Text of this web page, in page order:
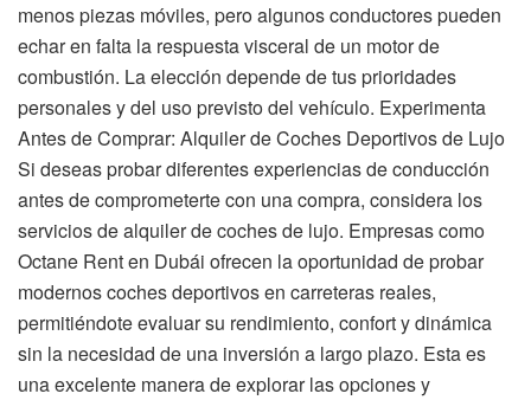
menos piezas móviles, pero algunos conductores pueden
echar en falta la respuesta visceral de un motor de
combustión. La elección depende de tus prioridades
personales y del uso previsto del vehículo. Experimenta
Antes de Comprar: Alquiler de Coches Deportivos de Lujo
Si deseas probar diferentes experiencias de conducción
antes de comprometerte con una compra, considera los
servicios de alquiler de coches de lujo. Empresas como
Octane Rent en Dubái ofrecen la oportunidad de probar
modernos coches deportivos en carreteras reales,
permitiéndote evaluar su rendimiento, confort y dinámica
sin la necesidad de una inversión a largo plazo. Esta es
una excelente manera de explorar las opciones y